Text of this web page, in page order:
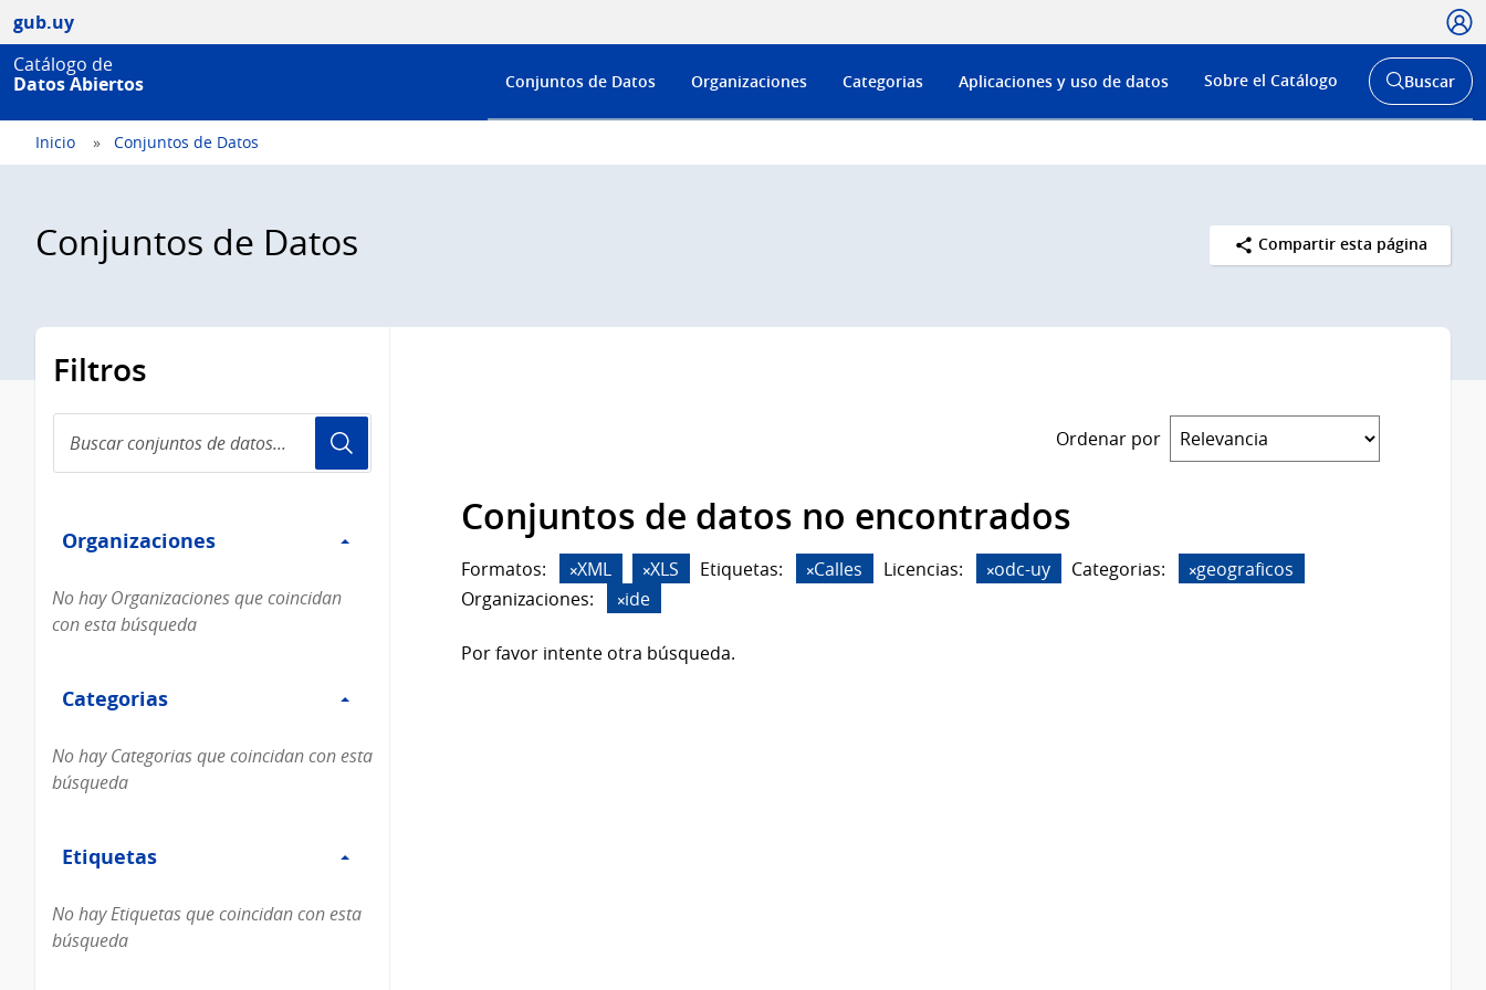
gub.uy
Catálogo de
Datos Abiertos
Menú
de
Conjuntos de Datos Organizaciones Categorias Aplicaciones y uso de datos Sobre el Catálogo
Abrir
buscador
Buscar
Inicio Conjuntos de Datos
Conjuntos de Datos Compartir esta página
Filtros
conjuntos
de
Organizaciones
Organizaciones
No hay Organizaciones que coincidan
con esta búsqueda
Categorias
Categorias
No hay Categorias que coincidan con esta
búsqueda
Etiquetas
Etiquetas
No hay Etiquetas que coincidan con esta
búsqueda
Ordenar por
Conjuntos de datos no encontrados
Formatos: XML XLS Etiquetas: Calles Licencias: odc-uy Categorias:
geograficos
Organizaciones:
ide
Por favor intente otra búsqueda.